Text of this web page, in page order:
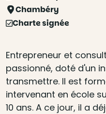
Chambéry
Charte signée
Entrepreneur et
passionné, doté d'un
transmettre. Il est
intervenant en école
10 ans. A ce jour, il a